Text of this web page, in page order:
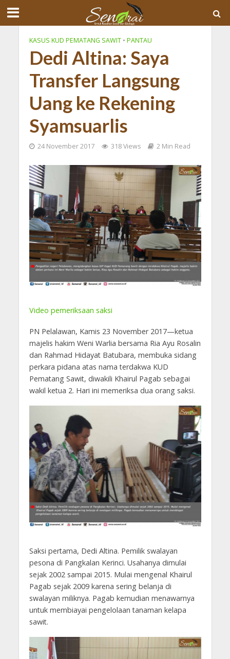
KASUS KUD PEMATANG SAWIT • PANTAU
Dedi Altina: Saya
Transfer Langsung
Uang ke Rekening
Syamsuarlis
24 November 2017 318 Views 2 Min Read
Video pemeriksaan saksi
PN Pelalawan, Kamis 23 November 2017—ketua
majelis hakim Weni Warlia bersama Ria Ayu Rosalin
dan Rahmad Hidayat Batubara, membuka sidang
perkara pidana atas nama terdakwa KUD
Pematang Sawit, diwakili Khairul Pagab sebagai
wakil ketua 2. Hari ini memeriksa dua orang saksi.
Saksi pertama, Dedi Altina. Pemilik swalayan
pesona di Pangkalan Kerinci. Usahanya dimulai
sejak 2002 sampai 2015. Mulai mengenal Khairul
Pagab sejak 2009 karena sering belanja di
swalayan miliknya. Pagab kemudian menawarnya
untuk membiayai pengelolaan tanaman kelapa
sawit.